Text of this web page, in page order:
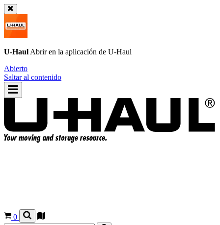
U-Haul Abrir en la aplicación de U-Haul
Abierto
Saltar al contenido
0